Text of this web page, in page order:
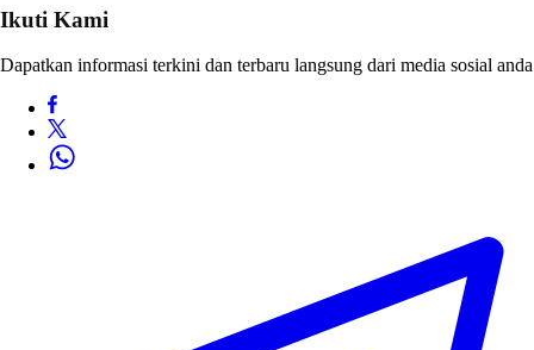
Ikuti Kami
Dapatkan informasi terkini dan terbaru langsung dari media sosial anda